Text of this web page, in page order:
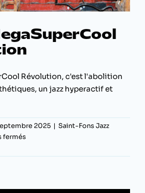
Révolution, c'est l'abolition
un jazz hyperactif et
2025 | Saint-Fons Jazz
ferméssur
Révolution